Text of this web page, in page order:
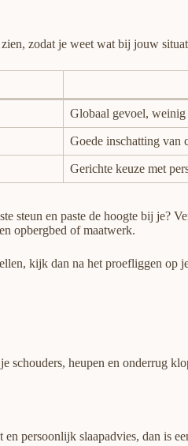
zodat je weet wat bij jouw
Globaal gevoel, weinig
Goede inschatting van
Gerichte keuze met
steun en paste de hoogte bij je?
opbergbed of maatwerk.
kijk dan na het proefliggen op
heupen en onderrug
persoonlijk slaapadvies, dan is